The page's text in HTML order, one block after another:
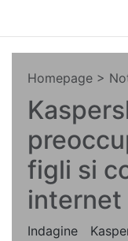
Homepage >
figli si
internet
Indagine